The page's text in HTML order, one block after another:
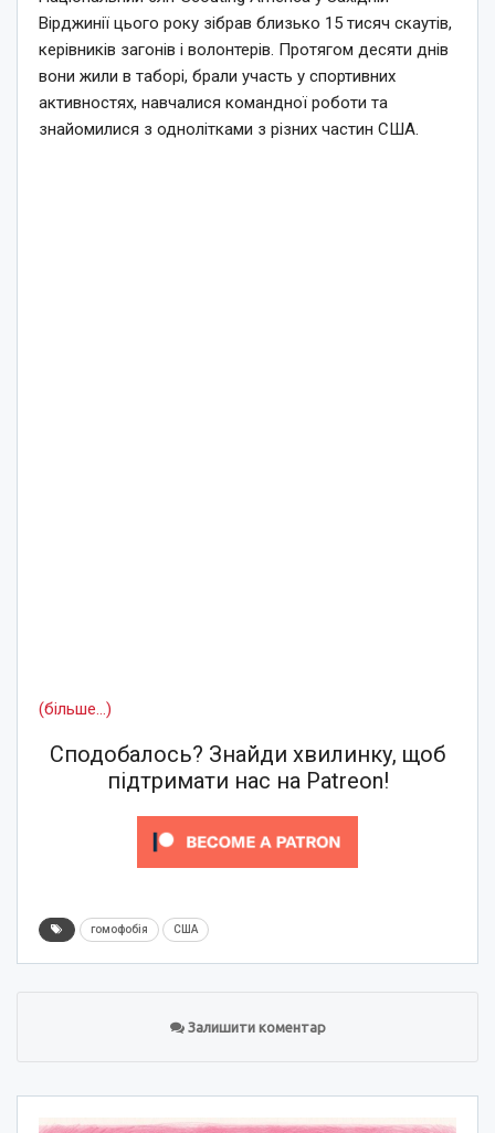
Вірджинії цього року зібрав близько 15 тисяч скаутів,
керівників загонів і волонтерів. Протягом десяти днів
вони жили в таборі, брали участь у спортивних
активностях, навчалися командної роботи та
знайомилися з однолітками з різних частин США.
(більше…)
Сподобалось? Знайди хвилинку, щоб
підтримати нас на Patreon!
гомофобія США
Залишити коментар